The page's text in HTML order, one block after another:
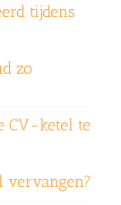
tijdens
zo
CV-ketel te
vervangen?